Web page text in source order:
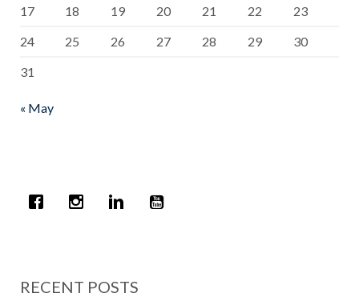
17
18 19 20 21 22
23
24
25 26 27 28 29
30
31
« May
RECENT POSTS